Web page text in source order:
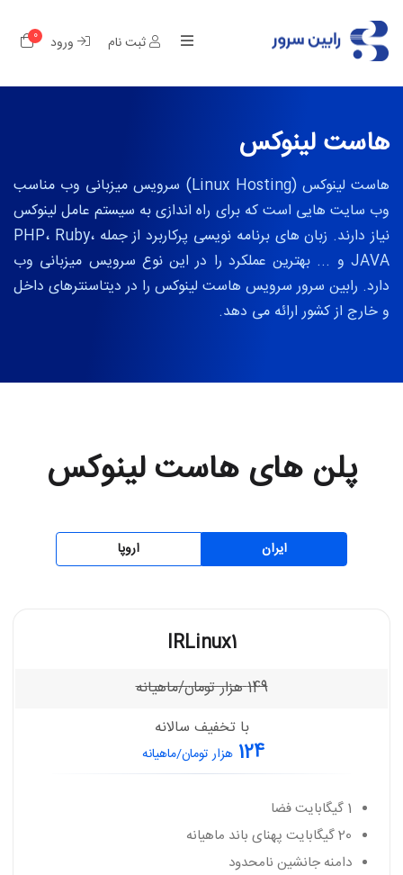
ثبت نام ورود 0
هاست لینوکس
هاست لینوکس (Linux Hosting) سرویس میزبانی وب مناسب
وب سایت هایی است که برای راه اندازی به سیستم عامل لینوکس
نیاز دارند. زبان های برنامه نویسی پرکاربرد از جمله PHP، Ruby،
JAVA و ... بهترین عملکرد را در این نوع سرویس میزبانی وب
دارد. رابین سرور سرویس هاست لینوکس را در دیتاسنترهای داخل
و خارج از کشور ارائه می دهد.
پلن های هاست لینوکس
ایران اروپا
IRLinux1
149هزار تومان/ماهیانه
با تخفیف سالانه
124 هزار تومان/ماهیانه
1 گیگابایت فضا
20 گیگابایت پهنای باند ماهیانه
دامنه جانشین نامحدود